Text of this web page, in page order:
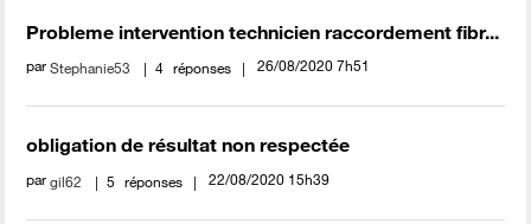
Probleme intervention technicien raccordement fibr...
parStephanie53 4 réponses ‎26/08/2020 7h51
obligation de résultat non respectée
pargil62 5 réponses ‎22/08/2020 15h39